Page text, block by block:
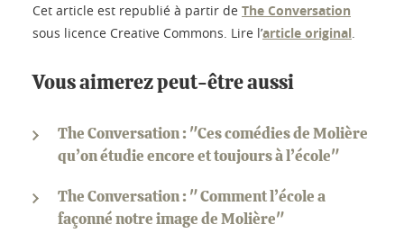
Cet article est republié à partir de The Conversation
sous licence Creative Commons. Lire l’article original.
Vous aimerez peut-être aussi
The Conversation : "Ces comédies de Molière
qu’on étudie encore et toujours à l’école"
The Conversation : " Comment l’école a
façonné notre image de Molière"